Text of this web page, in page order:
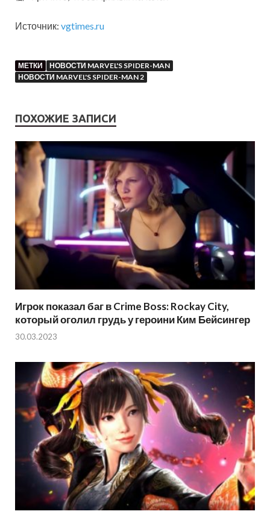
Источник: vgtimes.ru
МЕТКИ
НОВОСТИ MARVEL'S SPIDER-MAN
НОВОСТИ MARVEL'S SPIDER-MAN 2
ПОХОЖИЕ ЗАПИСИ
Игрок показал баг в Crime Boss: Rockay City,
который оголил грудь у героини Ким Бейсингер
30.03.2023